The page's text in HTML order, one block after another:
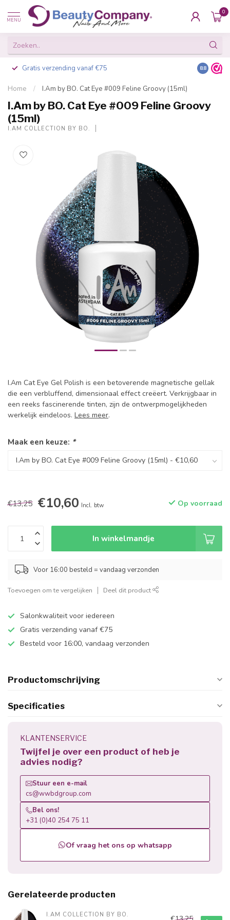
MENU
0
Gratis verzending vanaf €75 Besteld
8.8
Home / I.Am by BO. Cat Eye #009 Feline Groovy (15ml)
I.Am by BO. Cat Eye #009 Feline Groovy
(15ml)
I.AM COLLECTION BY BO.
I.Am Cat Eye Gel Polish is een betoverende magnetische gellak
die een verbluffend, dimensionaal effect creëert. Verkrijgbaar in
een reeks fascinerende tinten, zijn de ontwerpmogelijkheden
werkelijk eindeloos. Lees meer.
Maak een keuze: *
€13,25 €10,60 Incl. btw Op voorraad
In winkelmandje
Voor 16:00 besteld = vandaag verzonden
Toevoegen om te vergelijken Deel dit product
Salonkwaliteit voor iedereen
Gratis verzending vanaf €75
Besteld voor 16:00, vandaag verzonden
Productomschrijving
Specificaties
KLANTENSERVICE
Twijfel je over een product of heb je
advies nodig?
Stuur een e-mail
cs@wwbdgroup.com
Bel ons!
+31 (0)40 254 75 11
Of vraag het ons op whatsapp
Gerelateerde producten
I.AM COLLECTION BY BO.